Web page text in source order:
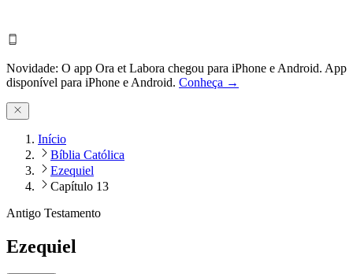
Novidade: O app Ora et Labora chegou para iPhone e Android. App
disponível para iPhone e Android. Conheça →
Início
Bíblia Católica
Ezequiel
Capítulo 13
Antigo Testamento
Ezequiel